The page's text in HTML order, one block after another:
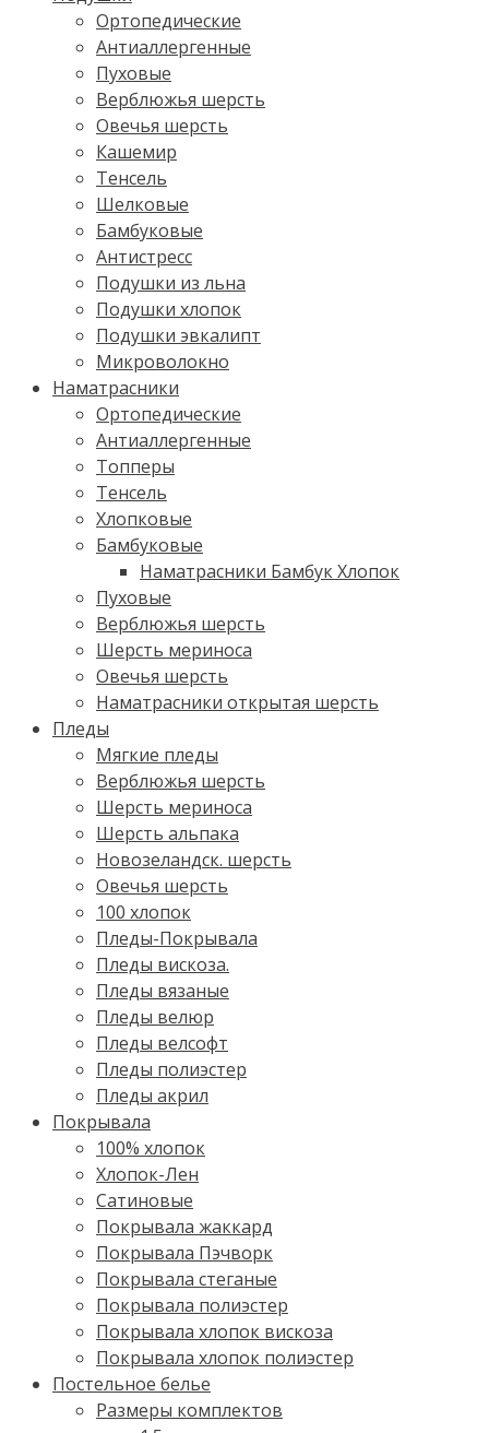
Ортопедические
Антиаллергенные
Пуховые
Верблюжья шерсть
Овечья шерсть
Кашемир
Тенсель
Шелковые
Бамбуковые
Антистресс
Подушки из льна
Подушки хлопок
Подушки эвкалипт
Микроволокно
Наматрасники
Ортопедические
Антиаллергенные
Топперы
Тенсель
Хлопковые
Бамбуковые
Наматрасники Бамбук Хлопок
Пуховые
Верблюжья шерсть
Шерсть мериноса
Овечья шерсть
Наматрасники открытая шерсть
Пледы
Мягкие пледы
Верблюжья шерсть
Шерсть мериноса
Шерсть альпака
Новозеландск. шерсть
Овечья шерсть
100 хлопок
Пледы-Покрывала
Пледы вискоза.
Пледы вязаные
Пледы велюр
Пледы велсофт
Пледы полиэстер
Пледы акрил
Покрывала
100% хлопок
Хлопок-Лен
Сатиновые
Покрывала жаккард
Покрывала Пэчворк
Покрывала стеганые
Покрывала полиэстер
Покрывала хлопок вискоза
Покрывала хлопок полиэстер
Постельное белье
Размеры комплектов